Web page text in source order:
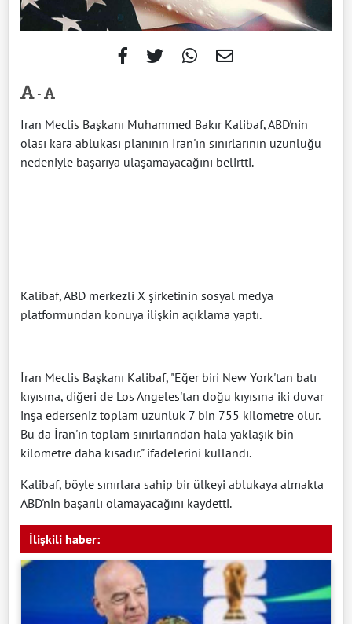
-
İran Meclis Başkanı Muhammed Bakır Kalibaf, ABD'nin
olası kara ablukası planının İran'ın sınırlarının uzunluğu
nedeniyle başarıya ulaşamayacağını belirtti.
Kalibaf, ABD merkezli X şirketinin sosyal medya
platformundan konuya ilişkin açıklama yaptı.
İran Meclis Başkanı Kalibaf, "Eğer biri New York'tan batı
kıyısına, diğeri de Los Angeles'tan doğu kıyısına iki duvar
inşa ederseniz toplam uzunluk 7 bin 755 kilometre olur.
Bu da İran'ın toplam sınırlarından hala yaklaşık bin
kilometre daha kısadır." ifadelerini kullandı.
Kalibaf, böyle sınırlara sahip bir ülkeyi ablukaya almakta
ABD'nin başarılı olamayacağını kaydetti.
İlişkili haber: